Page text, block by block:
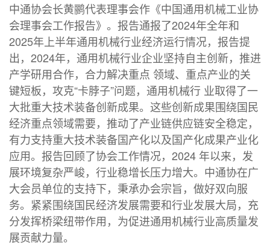
中通协会长黄鹂代表理事会作《中国通用机械工业协
会理事会工作报告》。报告通报了2024年全年和
2025年上半年通用机械行业经济运行情况，报告提
出，2024年，通用机械行业企业坚持自主创新，推进
产学研用合作，合力解决重点 领域、重点产业的关
键短板，攻克“卡脖子”问题，通用机械行 业取得了一
大批重大技术装备创新成果。这些创新成果围绕国民
经济重点领域需要，推动了产业链供应链安全稳定，
有力支持重大技术装备国产化以及国产化成果产业化
应用。报告回顾了协会工作情况，2024 年以来，发
展环境复杂严峻，行业稳增长压力增大。中通协在广
大会员单位的支持下，秉承办会宗旨，做好双向服
务。紧紧围绕国民经济发展需要和行业发展大局，充
分发挥桥梁纽带作用，为促进通用机械行业高质量发
展贡献力量。